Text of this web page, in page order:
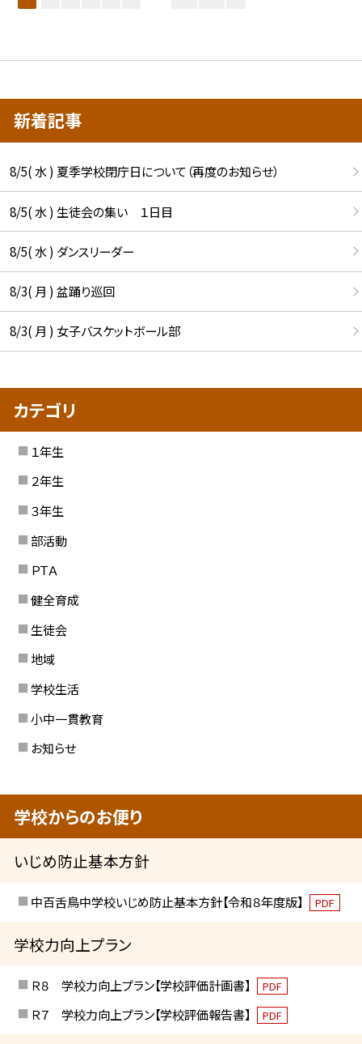
新着記事
8/5( 水 ) 夏季学校閉庁日について（再度のお知らせ）
8/5( 水 ) 生徒会の集い １日目
8/5( 水 ) ダンスリーダー
8/3( 月 ) 盆踊り巡回
8/3( 月 ) 女子バスケットボール部
カテゴリ
１年生
２年生
３年生
部活動
ＰＴＡ
健全育成
生徒会
地域
学校生活
小中一貫教育
お知らせ
学校からのお便り
いじめ防止基本方針
中百舌鳥中学校いじめ防止基本方針【令和８年度版】 PDF
学校力向上プラン
Ｒ８ 学校力向上プラン【学校評価計画書】 PDF
Ｒ７ 学校力向上プラン【学校評価報告書】 PDF